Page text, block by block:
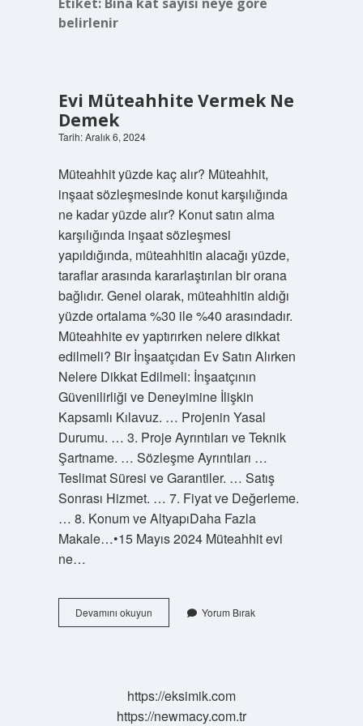
belirlenir
Evi Müteahhite Vermek Ne
Demek
Tarih: Aralık 6, 2024
Müteahhit yüzde kaç alır? Müteahhit,
inşaat sözleşmesinde konut karşılığında
ne kadar yüzde alır? Konut satın alma
karşılığında inşaat sözleşmesi
yapıldığında, müteahhitin alacağı yüzde,
taraflar arasında kararlaştırılan bir orana
bağlıdır. Genel olarak, müteahhitin aldığı
yüzde ortalama %30 ile %40 arasındadır.
Müteahhite ev yaptırırken nelere dikkat
edilmeli? Bir İnşaatçıdan Ev Satın Alırken
Nelere Dikkat Edilmeli: İnşaatçının
Güvenilirliği ve Deneyimine İlişkin
Kapsamlı Kılavuz. … Projenin Yasal
Durumu. … 3. Proje Ayrıntıları ve Teknik
Şartname. … Sözleşme Ayrıntıları …
Teslimat Süresi ve Garantiler. … Satış
Sonrası Hizmet. … 7. Fiyat ve Değerleme.
… 8. Konum ve AltyapıDaha Fazla
Makale…•15 Mayıs 2024 Müteahhit evi
ne…
Devamını okuyunEvi
Müteahhite
Yorum Bırak
https://eksimik.com
https://newmacy.com.tr